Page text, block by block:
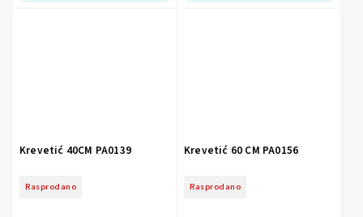
Krevetić 40CM PA0139
Rasprodano
Krevetić 60 CM PA0156
Rasprodano